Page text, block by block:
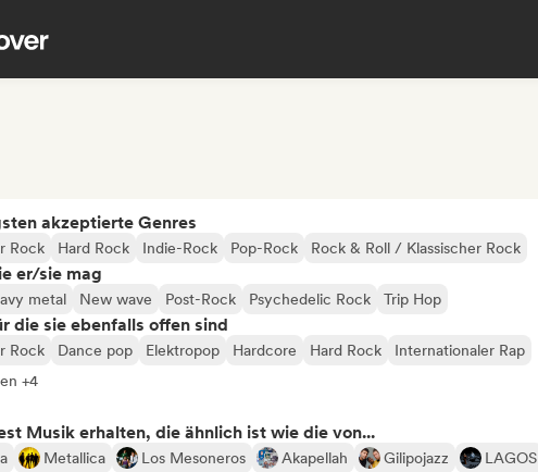
akzeptierte Genres
Rock Hard Rock Indie-Rock Pop-Rock Rock & Roll / Klassischer Rock
er/sie mag
metal New wave Post-Rock Psychedelic Rock Trip Hop
die sie ebenfalls offen sind
Rock Dance pop Elektropop Hardcore Hard Rock
Internationaler Rap
+4
Musik erhalten, die ähnlich ist wie die von...
Metallica Los Mesoneros Akapellah Gilipojazz
LAGOS